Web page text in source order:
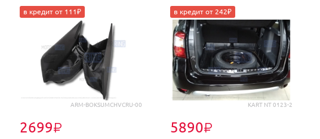
ARM-BOKSUMCHVCRU-00
2699₽
в кредит от 111₽
KART NT 0123-2
5890₽
в кредит от 242₽